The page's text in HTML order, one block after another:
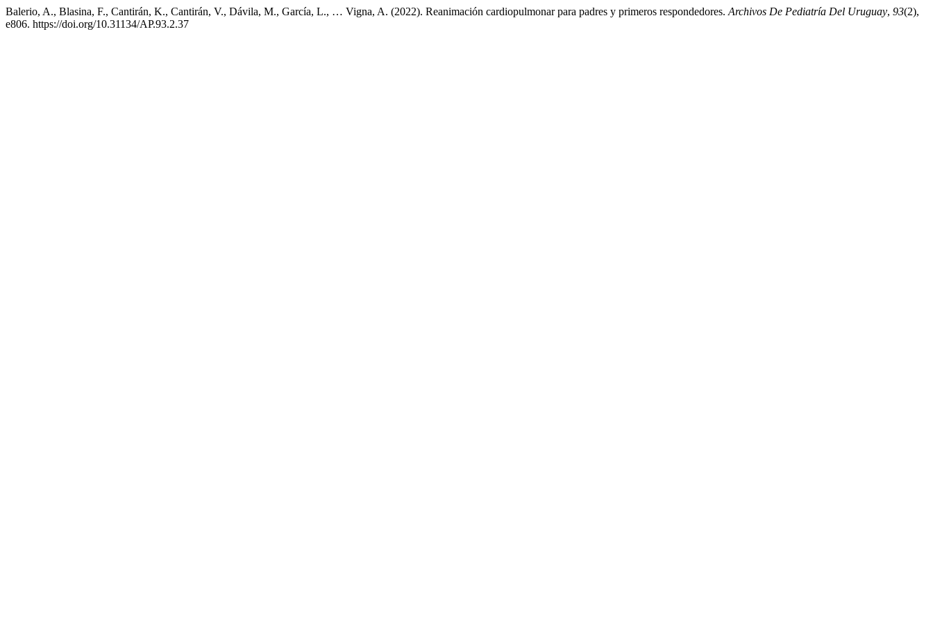
Balerio, A., Blasina, F., Cantirán, K., Cantirán, V., Dávila, M., García, L., … Vigna, A. (2022). Reanimación cardiopulmonar para padres y primeros respondedores. Archivos De Pediatría Del Uruguay, 93(2),
e806. https://doi.org/10.31134/AP.93.2.37